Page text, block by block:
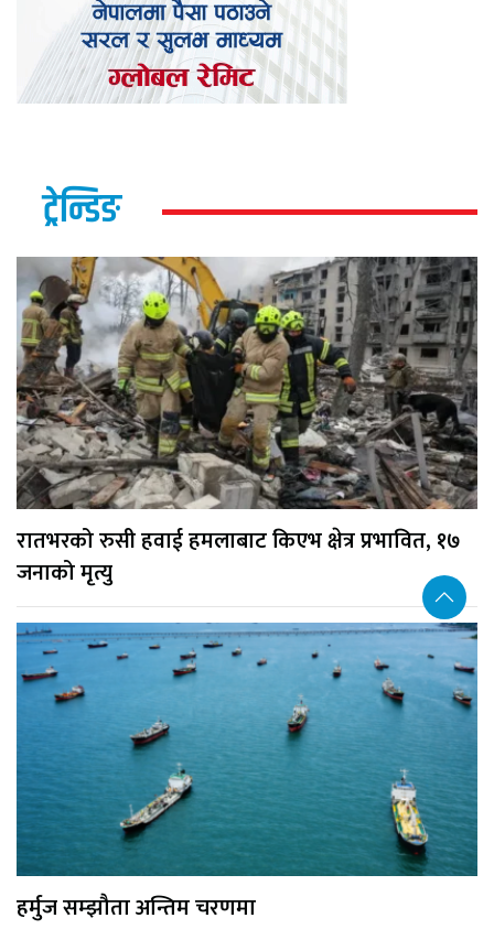
ट्रेन्डिङ
रातभरको रुसी हवाई हमलाबाट किएभ क्षेत्र प्रभावित, १७
जनाको मृत्यु
हर्मुज सम्झौता अन्तिम चरणमा